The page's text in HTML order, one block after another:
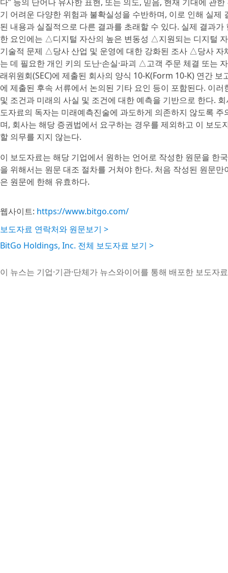
기 어려운 다양한 위험과 불확실성을 수반하며, 이로 인해 실
된 내용과 실질적으로 다른 결과를 초래할 수 있다. 실제 결과
한 요인에는 △디지털 자산의 높은 변동성 △지원되는 디지털
기술적 문제 △당사 산업 및 운영에 대한 강화된 조사 △당사 자
는 데 필요한 개인 키의 도난·손실·파괴 △고객 주문 체결 또는
래위원회(SEC)에 제출된 회사의 양식 10-K(Form 10-K) 연간
에 제출된 후속 서류에서 논의된 기타 요인 등이 포함된다. 이
및 조건과 미래의 사실 및 조건에 대한 예측을 기반으로 한다.
도자료의 독자는 미래예측진술에 과도하게 의존하지 않도록
며, 회사는 해당 증권법에서 요구하는 경우를 제외하고 이 보
할 의무를 지지 않는다.
이 보도자료는 해당 기업에서 원하는 언어로 작성한 원문을 한
을 위해서는 원문 대조 절차를 거쳐야 한다. 처음 작성된 원문
은 원문에 한해 유효하다.
웹사이트: https://www.bitgo.com/
보도자료 연락처와 원문보기 >
BitGo Holdings, Inc. 전체 보도자료 보기 >
이 뉴스는 기업·기관·단체가 뉴스와이어를 통해 배포한 보도자